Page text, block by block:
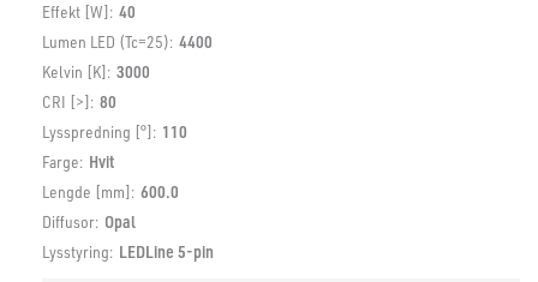
Effekt [W]: 40
Lumen LED (Tc=25): 4400
Kelvin [K]: 3000
CRI [>]: 80
Lysspredning [°]: 110
Farge: Hvit
Lengde [mm]: 600.0
Diffusor: Opal
Lysstyring: LEDLine 5-pin